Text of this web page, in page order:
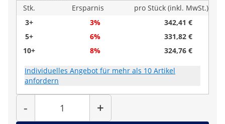
Stk.
Ersparnis
pro Stück (inkl. MwSt.)
3+
3%
342,41 €
5+
6%
331,82 €
10+
8% 324,76 €
Individuelles Angebot für mehr als 10 Artikel
anfordern
-
Menge
+